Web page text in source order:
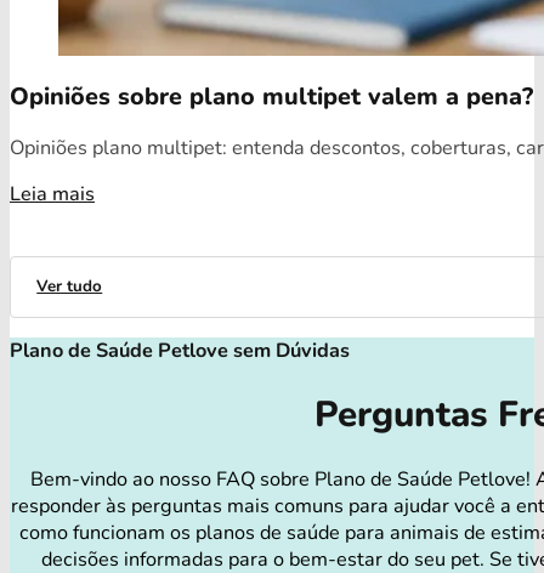
Opiniões sobre plano multipet valem a pena?
Opiniões plano multipet: entenda descontos, coberturas,
Leia mais
Ver tudo
Plano de Saúde Petlove sem Dúvidas
Perguntas
Bem-vindo ao nosso FAQ sobre Plano de Saúde Petlove!
responder às perguntas mais comuns para ajudar você a
como funcionam os planos de saúde para animais de
decisões informadas para o bem-estar do seu pet. Se